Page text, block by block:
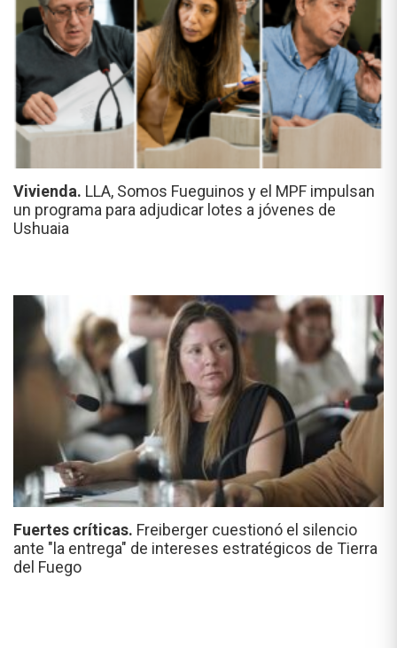
Vivienda. LLA, Somos Fueguinos y el MPF impulsan
un programa para adjudicar lotes a jóvenes de
Ushuaia
Fuertes críticas. Freiberger cuestionó el silencio
ante "la entrega" de intereses estratégicos de Tierra
del Fuego